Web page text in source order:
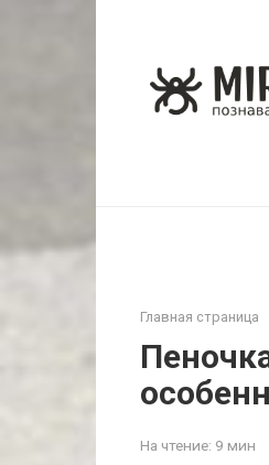
Главная страница
На чтение: 9 мин